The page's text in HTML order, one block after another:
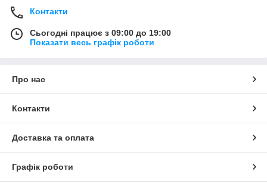
Контакти
Сьогодні працює з 09:00 до 19:00
Показати весь графік роботи
Про нас
Контакти
Доставка та оплата
Графік роботи